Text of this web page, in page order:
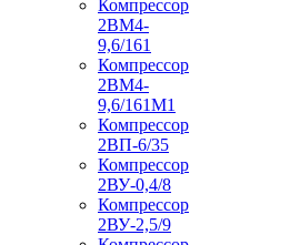
Компрессор
2ВМ4-
9,6/161
Компрессор
2ВМ4-
9,6/161М1
Компрессор
2ВП-6/35
Компрессор
2ВУ-0,4/8
Компрессор
2ВУ-2,5/9